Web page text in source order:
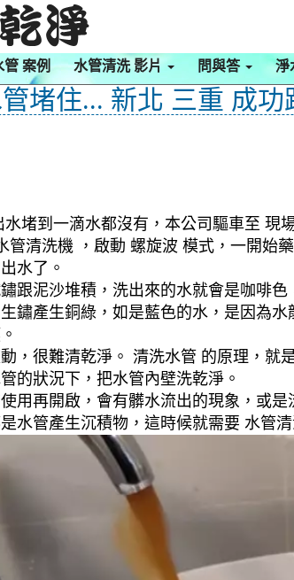
管 案例 水管清洗 影片 問與答 淨
堵住... 新北 三重 成功
堵到一滴水都沒有，本公司驅車至
管清洗機 ，啟動 螺旋波 模式，一開
水了。
跟泥沙堆積，洗出來的水就會是咖啡
鏽產生銅綠，如是藍色的水，是因為
，很難清乾淨。 清洗水管 的原理，
的狀況下，把水管內壁洗乾淨。
用再開啟，會有髒水流出的現象，或
水管產生沉積物，這時候就需要 水管